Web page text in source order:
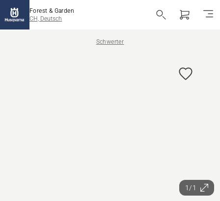
Forest & Garden
CH, Deutsch
Schwerter
1/1